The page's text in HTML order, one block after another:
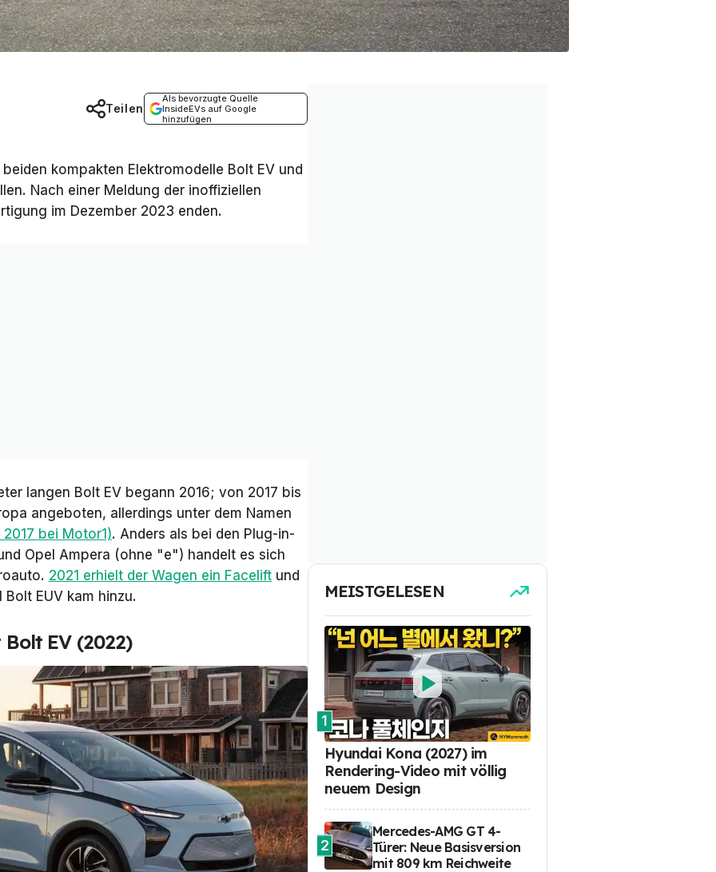
Als bevorzugte Quelle
InsideEVs auf Google
hinzufügen
Teilen
kompakten Elektromodelle Bolt EV und
Nach einer Meldung der inoffiziellen
im Dezember 2023 enden.
langen Bolt EV begann 2016; von 2017 bis
angeboten, allerdings unter dem Namen
bei Motor1). Anders als bei den Plug-in-
Opel Ampera (ohne "e") handelt es sich
2021 erhielt der Wagen ein Facelift und
EUV kam hinzu.
EV (2022)
MEISTGELESEN
1
Hyundai Kona (2027) im
Rendering-Video mit völlig
neuem Design
2
Mercedes-AMG GT 4-
Türer: Neue Basisversion
mit 809 km Reichweite